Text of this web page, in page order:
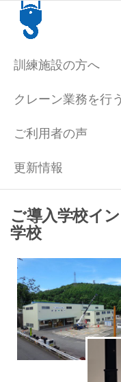
ク
ー
ン
ミ
ュ
レ
タ
ーン
士
訓練施設の方へ
クレーン業務を行
ご利用者の声
更新情報
ご導入学校イ
学校